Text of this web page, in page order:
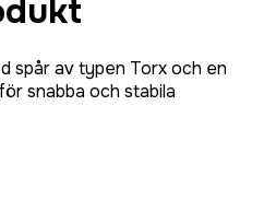
spår av typen Torx och en
snabba och stabila